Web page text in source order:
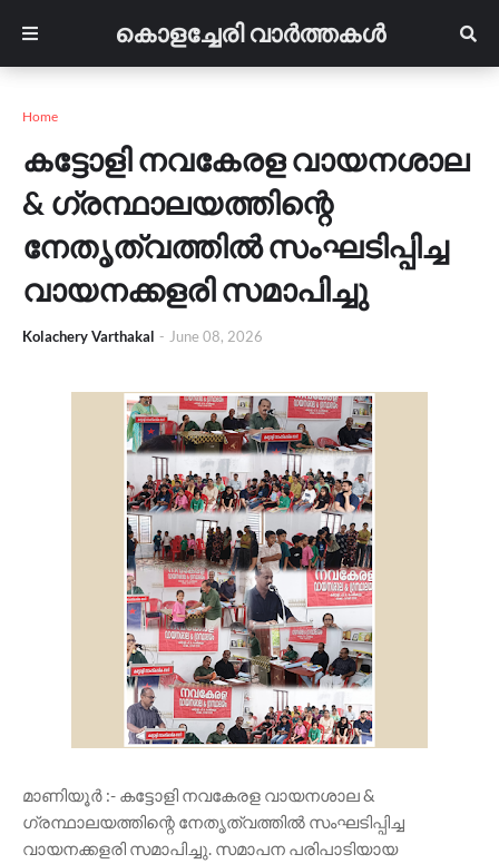
കൊളച്ചേരി വാർത്തകൾ
Home
കട്ടോളി നവകേരള വായനശാല
& ഗ്രന്ഥാലയത്തിന്റെ
നേതൃത്വത്തിൽ സംഘടിപ്പിച്ച
വായനക്കളരി സമാപിച്ചു
Kolachery Varthakal - June 08, 2026
മാണിയൂർ :- കട്ടോളി നവകേരള വായനശാല &
ഗ്രന്ഥാലയത്തിന്റെ നേതൃത്വത്തിൽ സംഘടിപ്പിച്ച
വായനക്കളരി സമാപിച്ചു. സമാപന പരിപാടിയായ